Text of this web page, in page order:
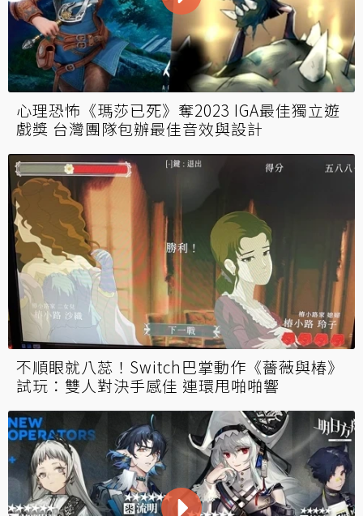
心理恐怖《瑪莎已死》奪2023 IGA最佳獨立遊
戲獎 台灣團隊包辦最佳音效與設計
不順眼就八蕊！Switch巴掌動作《薔薇與椿》
試玩：雙人對決手感佳 連環甩啪啪響